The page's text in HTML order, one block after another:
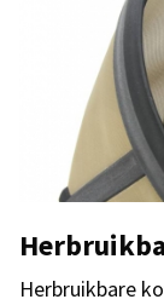
Herbruikbare